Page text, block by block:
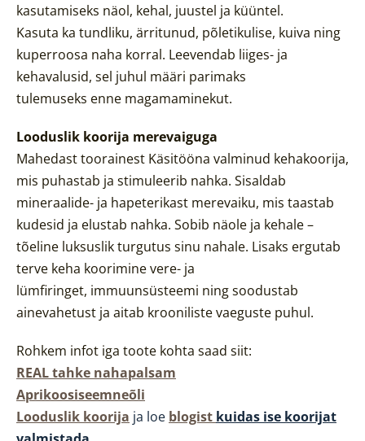
kasutamiseks näol, kehal, juustel ja küüntel.
Kasuta ka tundliku, ärritunud, põletikulise, kuiva ning
kuperroosa naha korral. Leevendab liiges- ja
kehavalusid, sel juhul määri parimaks
tulemuseks enne magamaminekut.
Looduslik koorija merevaiguga
Mahedast toorainest Käsitööna valminud kehakoorija,
mis puhastab ja stimuleerib nahka. Sisaldab
mineraalide- ja hapeterikast merevaiku, mis taastab
kudesid ja elustab nahka. Sobib näole ja kehale –
tõeline luksuslik turgutus sinu nahale. Lisaks ergutab
terve keha koorimine vere- ja
lümfiringet, immuunsüsteemi ning soodustab
ainevahetust ja aitab krooniliste vaeguste puhul.
Rohkem infot iga toote kohta saad siit:
REAL tahke nahapalsam
Aprikoosiseemneõli
Looduslik koorija ja loe blogist kuidas ise koorijat